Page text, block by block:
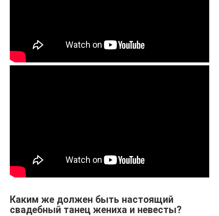
Каким же должен быть настоящий
свадебный танец жениха и невесты?